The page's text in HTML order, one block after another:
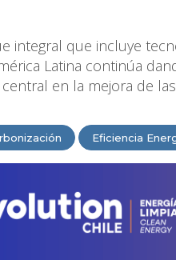
integral que incluye
Latina continúa
en la mejora de
Eficiencia